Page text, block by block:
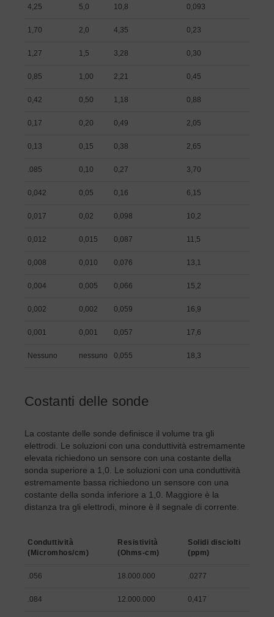
4,25 5,0 10,8 0,093
1,70 2,0 4,35 0,23
1,27 1,5 3,28 0,30
0,85 1,00 2,21 0,45
0,42 0,50 1,18 0,88
0,17 0,20 0,49 2,05
0,13 0,15 0,38 2,65
.085 0,10 0,27 3,70
0,042 0,05 0,16 6,15
0,017 0,02 0,098 10,2
0,012 0,015 0,087 11,5
0,008 0,010 0,076 13,1
0,004 0,005 0,066 15,2
0,002 0,002 0,059 16,9
0,001 0,001 0,057 17,6
Nessuno nessuno 0,055 18,3
Costanti delle sonde
La costante delle sonde definisce il volume tra gli
elettrodi. Le soluzioni con una conduttività estremamente
elevata richiedono un sensore con una costante della
sonda superiore a 1,0. Le soluzioni con una conduttività
estremamente bassa richiedono un sensore con una
costante della sonda inferiore a 1,0. Maggiore è la
distanza tra gli elettrodi, minore è il segnale di corrente.
Conduttività
(Micromhos/cm)
Resistività
(Ohms-cm)
Solidi disciolti
(ppm)
.056 18.000.000 .0277
.084 12.000.000 0,417